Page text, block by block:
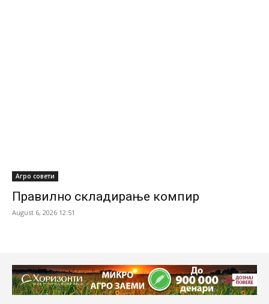
Агро совети
Правилно складирање компир
August 6, 2026 12:51